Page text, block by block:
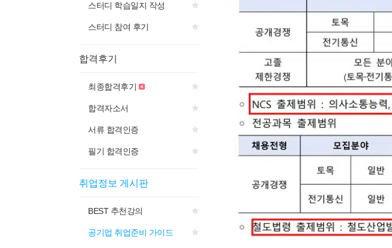
스터디 학습일지 작성
스터디 참여 후기
합격후기
최종합격후기
합격자소서
서류 합격인증
필기 합격인증
취업정보 게시판
BEST 추천강의
공기업 취업준비 가이드